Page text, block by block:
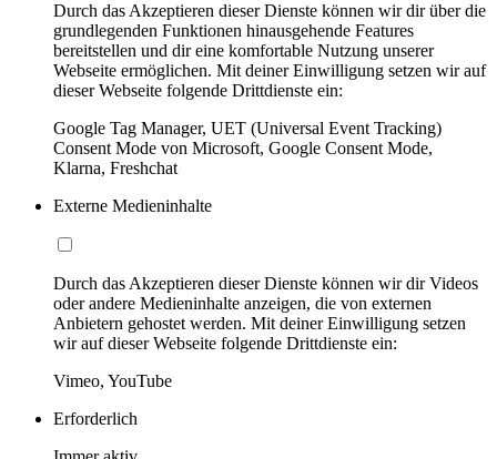
Durch das Akzeptieren dieser Dienste können wir dir über die
grundlegenden Funktionen hinausgehende Features
bereitstellen und dir eine komfortable Nutzung unserer
Webseite ermöglichen. Mit deiner Einwilligung setzen wir auf
dieser Webseite folgende Drittdienste ein:
Google Tag Manager, UET (Universal Event Tracking)
Consent Mode von Microsoft, Google Consent Mode,
Klarna, Freshchat
Externe Medieninhalte
Durch das Akzeptieren dieser Dienste können wir dir Videos
oder andere Medieninhalte anzeigen, die von externen
Anbietern gehostet werden. Mit deiner Einwilligung setzen
wir auf dieser Webseite folgende Drittdienste ein:
Vimeo, YouTube
Erforderlich